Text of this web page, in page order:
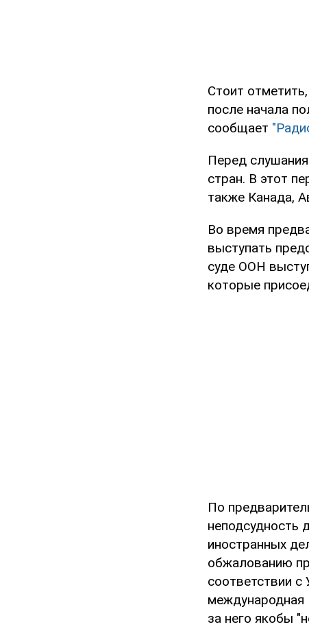
Стоит
после начала
сообщает
Перед
стран. В этот
также Канада,
Во время
выступать
суде ООН
которые
По
неподсудность
иностранных
обжалованию
соответствии
международная
за него якобы